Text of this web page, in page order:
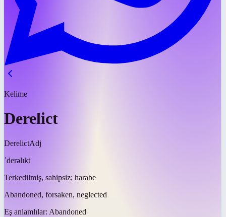
Kelime
Derelict
DerelictAdj
ˈderəlɪkt
Terkedilmiş, sahipsiz; harabe
Abandoned, forsaken, neglected
Eş anlamlılar: Abandoned